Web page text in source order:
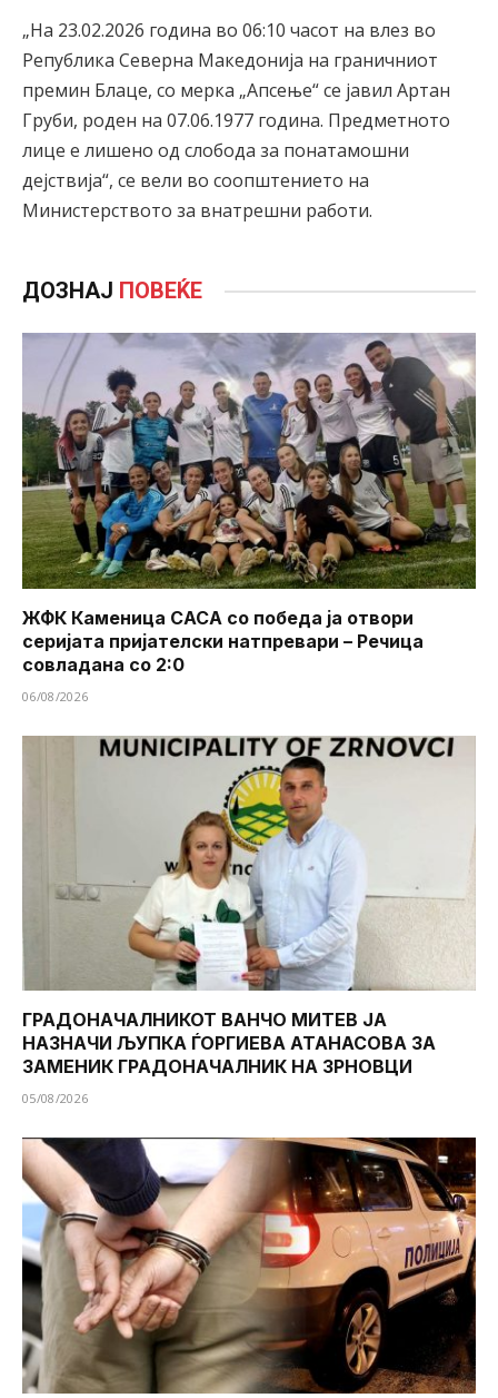
„На 23.02.2026 година во 06:10 часот на влез во
Република Северна Македонија на граничниот
премин Блаце, со мерка „Апсење“ се јавил Артан
Груби, роден на 07.06.1977 година. Предметното
лице е лишено од слобода за понатамошни
дејствија“, се вели во соопштението на
Министерството за внатрешни работи.
ДОЗНАЈ ПОВЕЌЕ
ЖФК Каменица САСА со победа ја отвори
серијата пријателски натпревари – Речица
совладана со 2:0
06/08/2026
ГРАДОНАЧАЛНИКОТ ВАНЧО МИТЕВ ЈА
НАЗНАЧИ ЉУПКА ЃОРГИЕВА АТАНАСОВА ЗА
ЗАМЕНИК ГРАДОНАЧАЛНИК НА ЗРНОВЦИ
05/08/2026